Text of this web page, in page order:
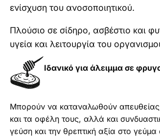
ενίσχυση του ανοσοποιητικού.
Πλούσιο σε σίδηρο, ασβέστιο και
υγεία και λειτουργία του
Ιδανικό για άλειμμα σε
Μπορούν να καταναλωθούν
και τα οφέλη τους, αλλά και
γεύση και την θρεπτική αξία στο